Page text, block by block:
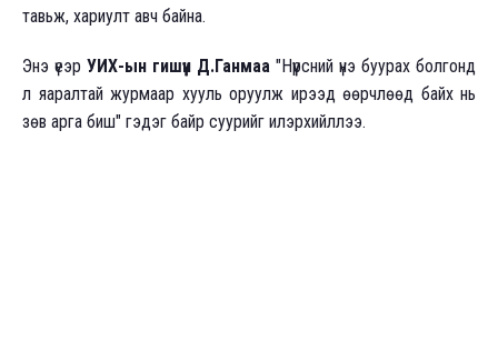
тавьж, хариулт авч байна.
Энэ үеэр УИХ-ын гишүүн Д.Ганмаа "Нүүрсний үнэ буурах болгонд
л яаралтай журмаар хууль оруулж ирээд өөрчлөөд байх нь
зөв арга биш" гэдэг байр суурийг илэрхийллээ.